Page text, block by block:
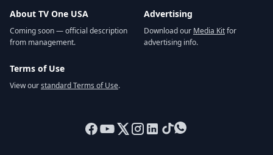
About TV One USA
Coming soon — official description
from management.
Advertising
Download our Media Kitfor
advertising info.
Terms of Use
View ourstandard Terms of Use.